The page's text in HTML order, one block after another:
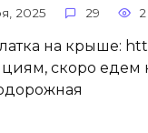
2025 29 2
на крыше:
скоро